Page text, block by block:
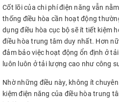
Cốt lõi của chi phí điện năng vẫn
thống điều hòa cần hoạt động
dụng điều hòa cục bộ sẽ ít tiết kiệm
điều hòa trung tâm duy nhất. Hơn
đảm bảo việc hoạt động ổn định ở
luôn luôn ở tải lượng cao như công
Nhờ những điều này, không ít
kiệm điện năng của điều hòa trung